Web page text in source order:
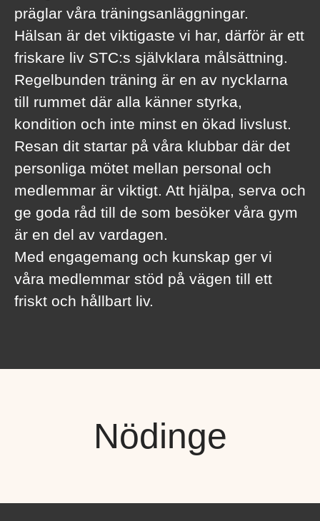
präglar våra träningsanläggningar.
Hälsan är det viktigaste vi har, därför är ett
friskare liv STC:s självklara målsättning.
Regelbunden träning är en av nycklarna
till rummet där alla känner styrka,
kondition och inte minst en ökad livslust.
Resan dit startar på våra klubbar där det
personliga mötet mellan personal och
medlemmar är viktigt. Att hjälpa, serva och
ge goda råd till de som besöker våra gym
är en del av vardagen.
Med engagemang och kunskap ger vi
våra medlemmar stöd på vägen till ett
friskt och hållbart liv.
Nödinge